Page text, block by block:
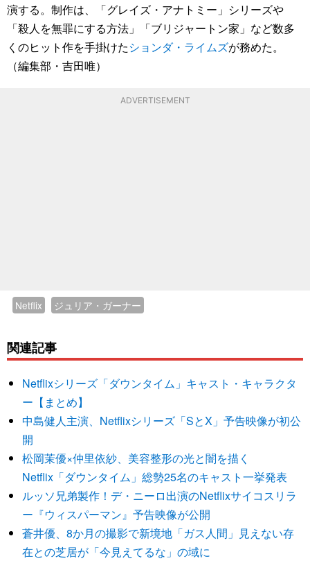
演する。制作は、「グレイズ・アナトミー」シリーズや
「殺人を無罪にする方法」「ブリジャートン家」など数多
くのヒット作を手掛けたションダ・ライムズが務めた。
（編集部・吉田唯）
ADVERTISEMENT
Netflix ジュリア・ガーナー
関連記事
Netflixシリーズ「ダウンタイム」キャスト・キャラクタ
ー【まとめ】
中島健人主演、Netflixシリーズ「SとX」予告映像が初公
開
松岡茉優×仲里依紗、美容整形の光と闇を描く
Netflix「ダウンタイム」総勢25名のキャスト一挙発表
ルッソ兄弟製作！デ・ニーロ出演のNetflixサイコスリラ
ー『ウィスパーマン』予告映像が公開
蒼井優、8か月の撮影で新境地「ガス人間」見えない存
在との芝居が「今見えてるな」の域に